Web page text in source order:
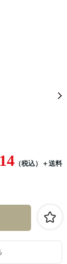
（税込） ＋送料